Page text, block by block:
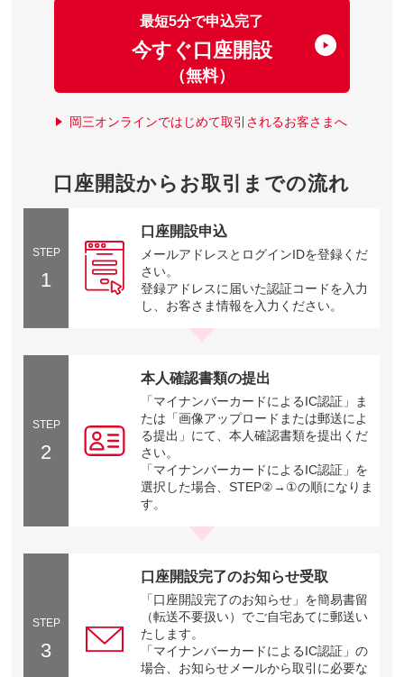
最短5分で申込完了
今すぐ口座開設
（無料）
岡三オンラインではじめて取引されるお客さまへ
口座開設からお取引までの流れ
STEP
1
口座開設申込
メールアドレスとログインIDを登録くだ
さい。
登録アドレスに届いた認証コードを入力
し、お客さま情報を入力ください。
STEP
2
本人確認書類の提出
「マイナンバーカードによるIC認証」ま
たは「画像アップロードまたは郵送によ
る提出」にて、本人確認書類を提出くだ
さい。
「マイナンバーカードによるIC認証」を
選択した場合、STEP②→①の順になりま
す。
STEP
3
口座開設完了のお知らせ受取
「口座開設完了のお知らせ」を簡易書留
（転送不要扱い）でご自宅あてに郵送い
たします。
「マイナンバーカードによるIC認証」の
場合、お知らせメールから取引に必要な